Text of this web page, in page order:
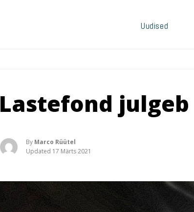
Uudised
Lastefond
By Marco Rüütel
Updated 17 Märts 2021